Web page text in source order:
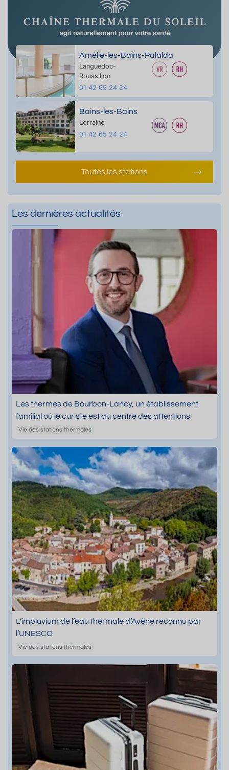
Amélie-les-Bains-Palalda
Languedoc-
Roussillon
01 42 65 24 24
Bains-les-Bains
Lorraine
01 42 65 24 24
Toutes les stations
Les dernières actualités
Les thermes de Bourbon-Lancy, un établissement
familial où le curiste est au centre des attentions
Vie des stations thermales
L’impluvium de l’eau thermale d’Avène reconnu par
l’UNESCO
Vie des stations thermales